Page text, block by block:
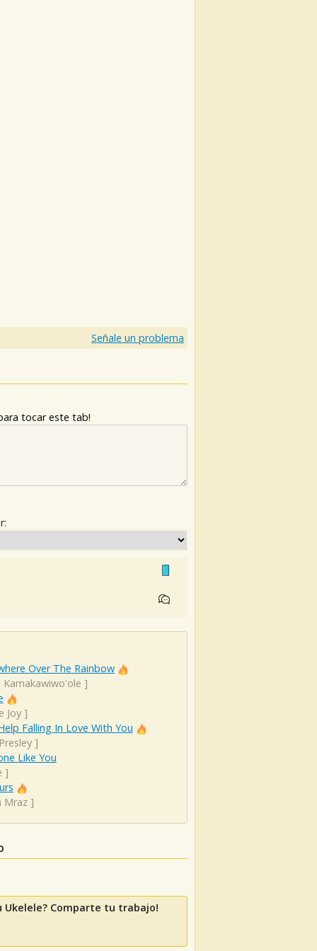
Señale un problema
tocar este tab!
Over The Rainbow
Kamakawiwo'ole ]
Joy]
Falling In Love With You
]
Like You
]
Mraz]
Comparte tu trabajo!